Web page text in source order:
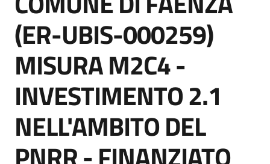
Seguici
su
(ER-UBIS-000259)
MISURA M2C4 -
INVESTIMENTO 2.1
NELL'AMBITO DEL